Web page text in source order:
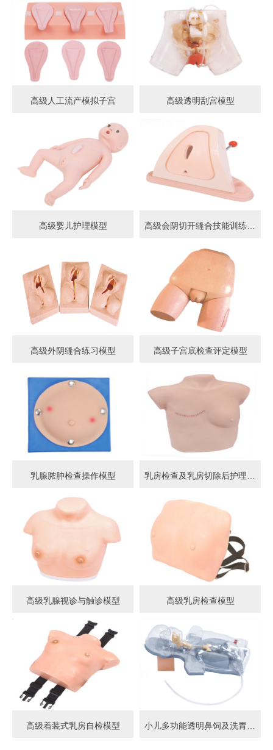
高级人工流产模拟子宫 高级透明刮宫模型
高级婴儿护理模型
高级外阴缝合练习模型 高级子宫底检查评定模型
乳腺脓肿检查操作模型
高级乳腺视诊与触诊模型 高级乳房检查模型
高级着装式乳房自检模型